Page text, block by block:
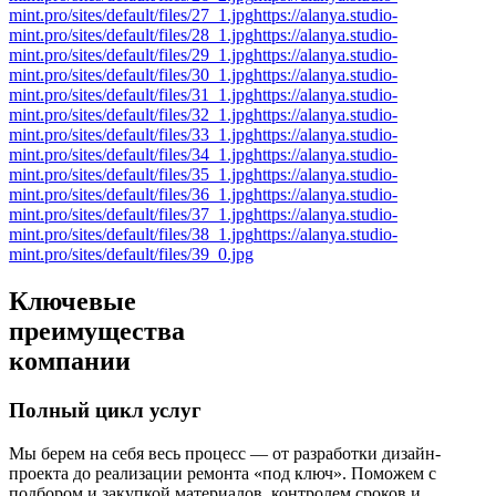
mint.pro/sites/default/files/27_1.jpghttps://alanya.studio-
mint.pro/sites/default/files/28_1.jpghttps://alanya.studio-
mint.pro/sites/default/files/29_1.jpghttps://alanya.studio-
mint.pro/sites/default/files/30_1.jpghttps://alanya.studio-
mint.pro/sites/default/files/31_1.jpghttps://alanya.studio-
mint.pro/sites/default/files/32_1.jpghttps://alanya.studio-
mint.pro/sites/default/files/33_1.jpghttps://alanya.studio-
mint.pro/sites/default/files/34_1.jpghttps://alanya.studio-
mint.pro/sites/default/files/35_1.jpghttps://alanya.studio-
mint.pro/sites/default/files/36_1.jpghttps://alanya.studio-
mint.pro/sites/default/files/37_1.jpghttps://alanya.studio-
mint.pro/sites/default/files/38_1.jpghttps://alanya.studio-
mint.pro/sites/default/files/39_0.jpg
Ключевые
преимущества
компании
Полный цикл услуг
Мы берем на себя весь процесс — от разработки дизайн-
проекта до реализации ремонта «под ключ». Поможем с